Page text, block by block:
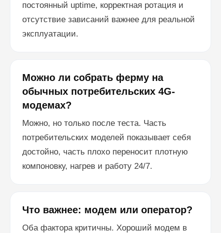
постоянный uptime, корректная ротация и
отсутствие зависаний важнее для реальной
эксплуатации.
Можно ли собрать ферму на
обычных потребительских 4G-
модемах?
Можно, но только после теста. Часть
потребительских моделей показывает себя
достойно, часть плохо переносит плотную
компоновку, нагрев и работу 24/7.
Что важнее: модем или оператор?
Оба фактора критичны. Хороший модем в